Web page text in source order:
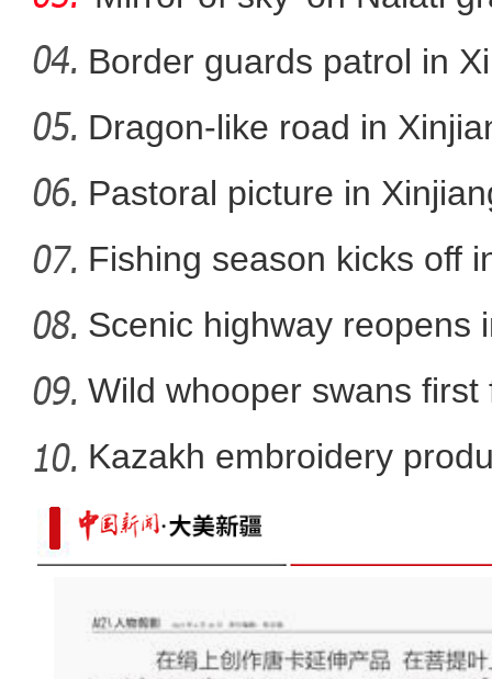
“站立计划”公益项目
航拍新疆伊犁草原风光
Border guards patrol in
Dragon-like road in
Pastoral picture in
Fishing season kicks off
Scenic highway reopens
Wild whooper swans
X
Kazakh embroidery
vil